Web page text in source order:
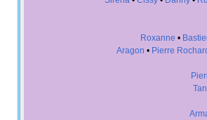
Roxanne •
Aragon • Pierre